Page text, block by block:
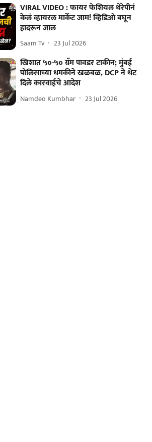
VIRAL VIDEO : फायर फेशियल थेरेपीनं
केलं व्हायरल मार्केट जाम! व्हिडिओ बघून
हादरून जाल
Saam Tv 23 Jul 2026
खिशात ५०-५० ग्रॅम पावडर टाकीन; मुंबई
पोलिसाच्या धमकीने खळबळ, DCP ने थेट
दिले कारवाईचे आदेश
Namdeo Kumbhar 23 Jul 2026